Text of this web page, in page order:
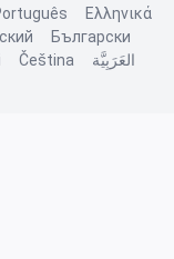
Ελληνικά
Български
Čeština
العَرَبِيَّة